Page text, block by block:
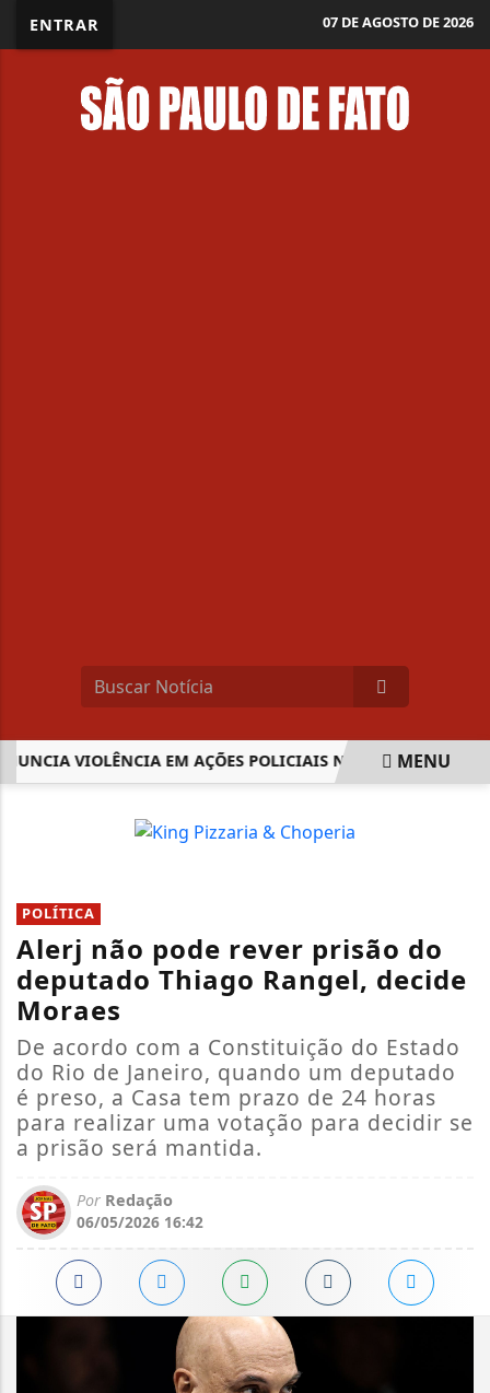
ENTRAR 07 DE AGOSTO DE 2026
VIOLÊNCIA EM AÇÕES POLICIAIS NA BAIXADAMENU
POLÍTICA
Alerj não pode rever prisão do
deputado Thiago Rangel, decide
Moraes
De acordo com a Constituição do Estado
do Rio de Janeiro, quando um deputado
é preso, a Casa tem prazo de 24 horas
para realizar uma votação para decidir se
a prisão será mantida.
Por Redação
06/05/2026 16:42